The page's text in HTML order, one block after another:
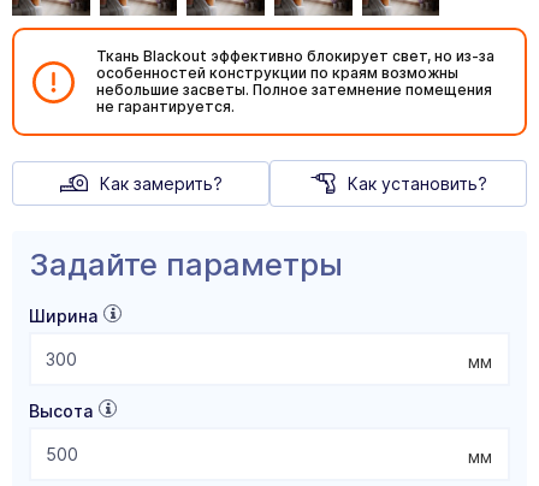
Ткань Blackout эффективно блокирует свет, но из-за
особенностей конструкции по краям возможны
небольшие засветы. Полное затемнение помещения
не гарантируется.
Как замерить? Как установить?
Задайте параметры
Ширина
мм
Высота
мм